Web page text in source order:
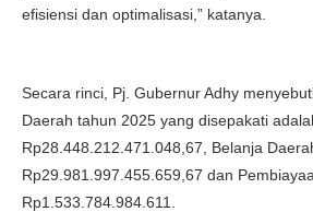
efisiensi dan optimalisasi,” katanya.
Secara rinci, Pj. Gubernur Adhy
Daerah tahun 2025 yang disepakati
Rp28.448.212.471.048,67, Belanja
Rp29.981.997.455.659,67 dan
Rp1.533.784.984.611.